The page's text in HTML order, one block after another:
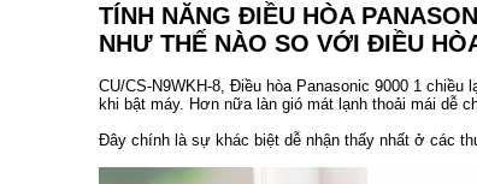
TÍNH NĂNG ĐIỀU HÒA
NHƯ THẾ NÀO SO VỚI ĐIỀU
CU/CS-N9WKH-8, Điều hòa Panasonic 9000 1
khi bật máy. Hơn nữa làn gió mát lạnh thoải mái dễ
Đây chính là sự khác biệt dễ nhận thấy nhất ở các